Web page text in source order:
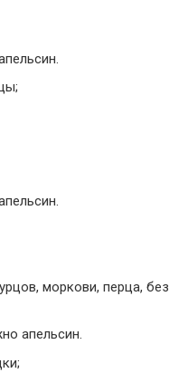
моркови, перца, без
апельсин.